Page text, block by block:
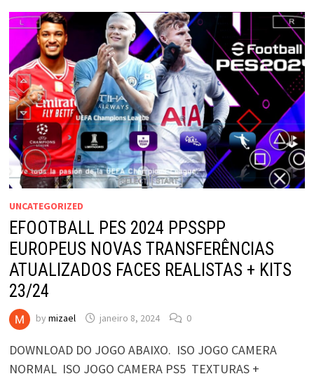
UNCATEGORIZED
EFOOTBALL PES 2024 PPSSPP
EUROPEUS NOVAS TRANSFERÊNCIAS
ATUALIZADOS FACES REALISTAS + KITS
23/24
by mizael janeiro 8, 2024 0
DOWNLOAD DO JOGO ABAIXO. ISO JOGO CAMERA
NORMAL ISO JOGO CAMERA PS5 TEXTURAS +